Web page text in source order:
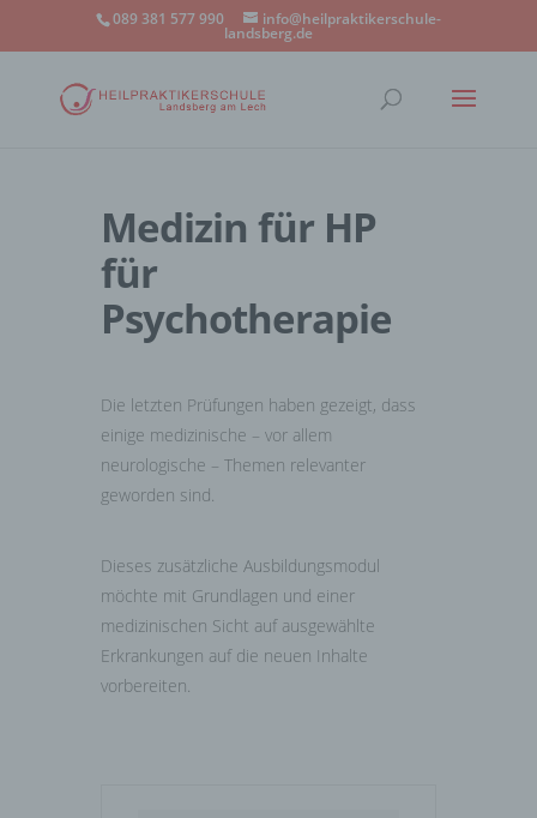
089 381 577 990 info@heilpraktikerschule-
landsberg.de
Medizin für HP
für
Psychotherapie
Die letzten Prüfungen haben gezeigt, dass
einige medizinische – vor allem
neurologische – Themen relevanter
geworden sind.
Dieses zusätzliche Ausbildungsmodul
möchte mit Grundlagen und einer
medizinischen Sicht auf ausgewählte
Erkrankungen auf die neuen Inhalte
vorbereiten.